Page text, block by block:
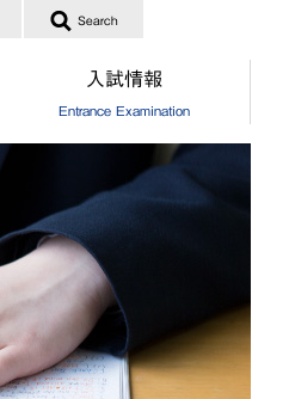
Search
入試情報
Entrance Examination
［中学］オープンスクール
［高校］オープンスクール
［中高］個別相談・説明会
［中高］学校案内
［中学］入試情報
［高校］入試情報